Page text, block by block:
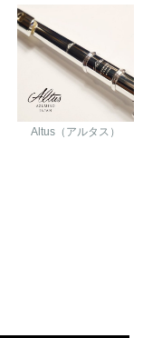
Altus（アルタス）